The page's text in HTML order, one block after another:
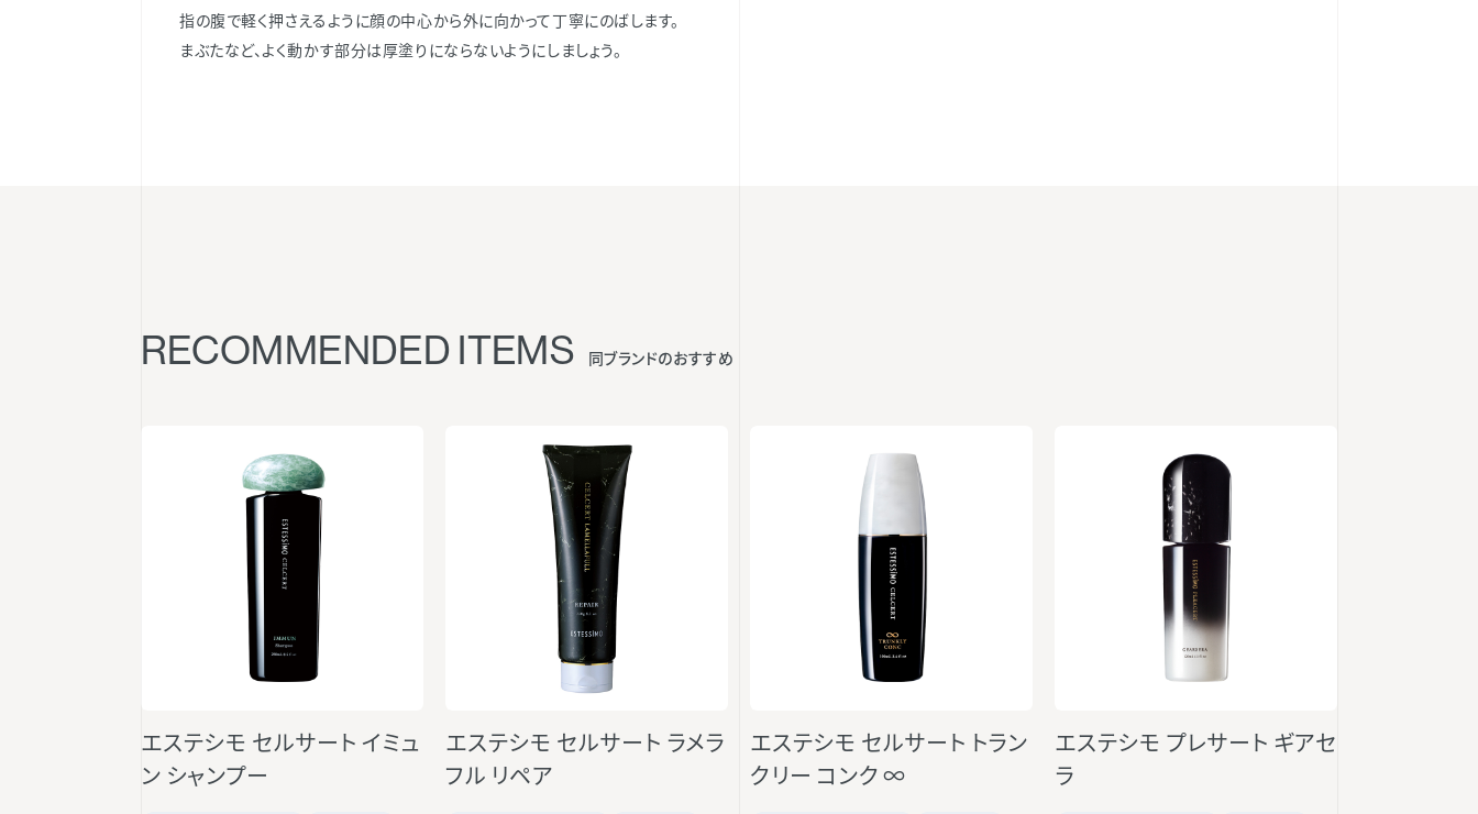
指の腹で軽く押さえるように顔の中心から外に向かって丁寧にのばします。
まぶたなど、よく動かす部分は厚塗りにならないようにしましょう。
RECOMMENDED ITEMS 同ブランドのおすすめ
エステシモ セルサート イミュ
ン シャンプー
エステシモ セルサート ラメラ
フル リペア
エステシモ セルサート トラン
クリー コンク ∞
エステシモ プレサート ギアセ
ラ